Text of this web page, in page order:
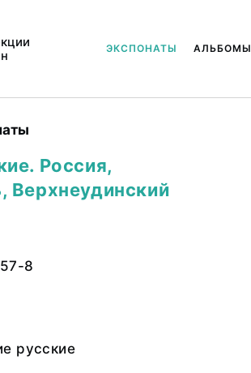
ЭКСПОНАТЫ АЛЬБОМЫ
Россия,
Верхнеудинский
8
русские